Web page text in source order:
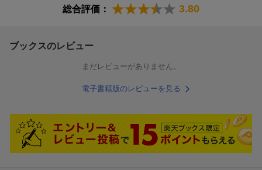
日本オラクル株式会社コンサルティングサービス事業統括に所属
Ｄａｔａ ＧｕａｒｄやＯｒａｃｌｅ ＧｏｌｄｅｎＧａｔｅと
するディレクター（本データはこの書籍が刊行された当時に掲載
されていたものです）
総合評価： 3.80
ブックスのレビュー
まだレビューがありません。
電子書籍版のレビューを見る